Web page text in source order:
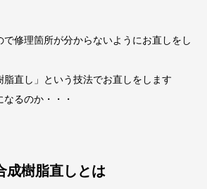
で修理箇所が分からないようにお直しをし
脂直し」という技法でお直しをします
るのか・・・
成樹脂直しとは